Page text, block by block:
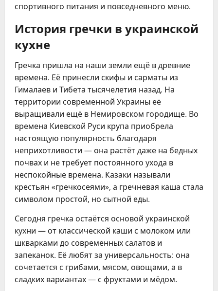
спортивного питания и повседневного меню.
История гречки в украинской
кухне
Гречка пришла на наши земли ещё в древние
времена. Её принесли скифы и сарматы из
Гималаев и Тибета тысячелетия назад. На
территории современной Украины её
выращивали ещё в Немировском городище. Во
времена Киевской Руси крупа приобрела
настоящую популярность благодаря
неприхотливости — она растёт даже на бедных
почвах и не требует постоянного ухода в
неспокойные времена. Казаки называли
крестьян «гречкосеями», а гречневая каша стала
символом простой, но сытной еды.
Сегодня гречка остаётся основой украинской
кухни — от классической каши с молоком или
шкварками до современных салатов и
запеканок. Её любят за универсальность: она
сочетается с грибами, мясом, овощами, а в
сладких вариантах — с фруктами и мёдом.